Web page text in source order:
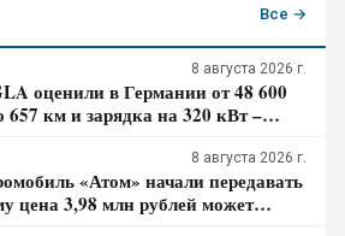
Все →
8 августа 2026 г.
оценили в Германии от 48 600
657 км и зарядка на 320 кВт –
8 августа 2026 г.
«Атом» начали передавать
цена 3,98 млн рублей может